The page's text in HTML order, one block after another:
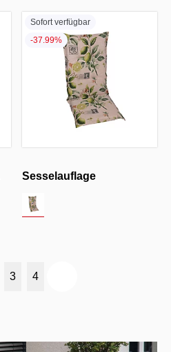
Sofort verfügbar
-37.99%
Sesselauflage
3 4